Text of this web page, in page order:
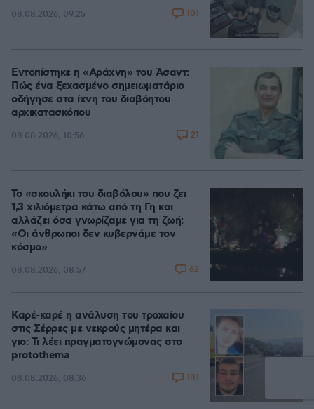
08.08.2026, 09:25 101
Εντοπίστηκε η «Αράχνη» του Άσαντ:
Πώς ένα ξεχασμένο σημειωματάριο
οδήγησε στα ίχνη του διαβόητου
αρχικατασκόπου
08.08.2026, 10:56 21
Το «σκουλήκι του διαβόλου» που ζει
1,3 χιλιόμετρα κάτω από τη Γη και
αλλάζει όσα γνωρίζαμε για τη ζωή:
«Οι άνθρωποι δεν κυβερνάμε τον
κόσμο»
08.08.2026, 08:57 62
Καρέ-καρέ η ανάλυση του τροχαίου
στις Σέρρες με νεκρούς μητέρα και
γιο: Τι λέει πραγματογνώμονας στο
protothema
08.08.2026, 08:36 181